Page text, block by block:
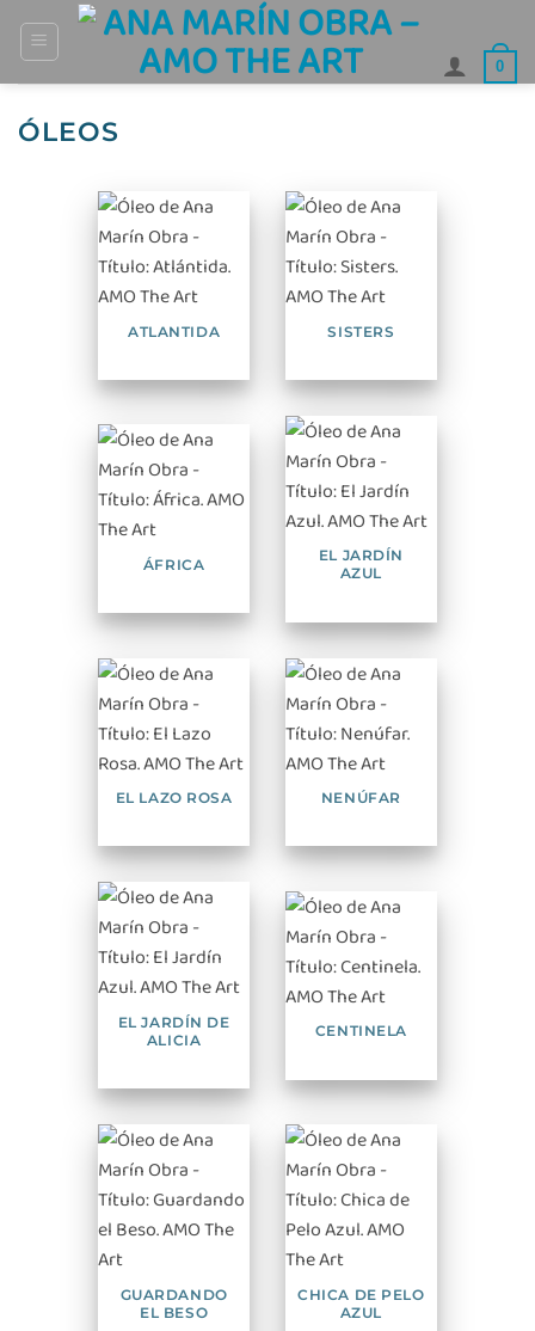
0
ÓLEOS
ATLANTIDA SISTERS
ÁFRICA
EL JARDÍN
AZUL
EL LAZO ROSA NENÚFAR
EL JARDÍN DE
ALICIA
CENTINELA
GUARDANDO
EL BESO
CHICA DE PELO
AZUL